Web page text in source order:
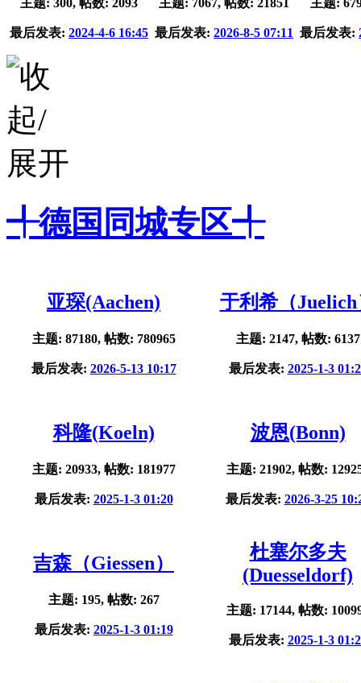
主题: 300, 帖数: 2093
最后发表: 2024-4-6 16:45
主题: 7067, 帖数: 21851
最后发表: 2026-8-5 07:11
主题:
最后发表:
╃德国同城专区╃
亚琛(Aachen)
主题: 87180, 帖数: 780965
最后发表: 2026-5-13 10:17
于利希（Juelich
主题: 2147, 帖数: 6137
最后发表: 2025-1-3
科隆(Koeln)
主题: 20933, 帖数: 181977
最后发表: 2025-1-3 01:20
波恩(Bonn)
主题: 21902, 帖数:
最后发表: 2026-3-25
吉森（Giessen）
主题: 195, 帖数: 267
最后发表: 2025-1-3 01:19
杜塞尔多夫
(Duesseldorf)
主题: 17144, 帖数:
最后发表: 2025-1-3